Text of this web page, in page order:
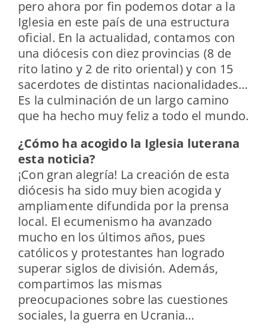
pero ahora por fin podemos dotar a la
Iglesia en este país de una estructura
oficial. En la actualidad, contamos con
una diócesis con diez provincias (8 de
rito latino y 2 de rito oriental) y con 15
sacerdotes de distintas nacionalidades…
Es la culminación de un largo camino
que ha hecho muy feliz a todo el mundo.
¿Cómo ha acogido la Iglesia luterana
esta noticia?
¡Con gran alegría! La creación de esta
diócesis ha sido muy bien acogida y
ampliamente difundida por la prensa
local. El ecumenismo ha avanzado
mucho en los últimos años, pues
católicos y protestantes han logrado
superar siglos de división. Además,
compartimos las mismas
preocupaciones sobre las cuestiones
sociales, la guerra en Ucrania…